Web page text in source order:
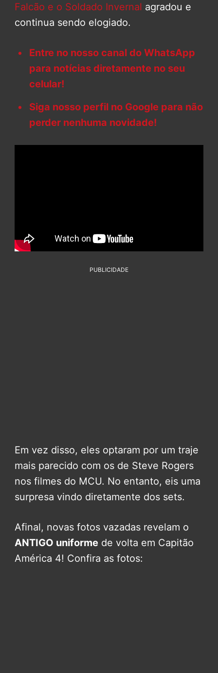
Falcão e o Soldado Invernal agradou e
continua sendo elogiado.
Entre no nosso canal do WhatsApp
para notícias diretamente no seu
celular!
Siga nosso perfil no Google para não
perder nenhuma novidade!
PUBLICIDADE
Em vez disso, eles optaram por um traje
mais parecido com os de Steve Rogers
nos filmes do MCU. No entanto, eis uma
surpresa vindo diretamente dos sets.
Afinal, novas fotos vazadas revelam o
ANTIGO uniforme de volta em Capitão
América 4! Confira as fotos: